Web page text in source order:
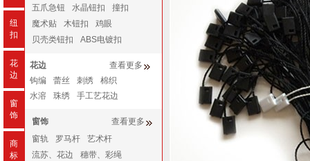
纽
扣
花
边
窗
饰
商
标
五爪急钮
水晶钮扣
撞扣
魔术贴
木钮扣
鸡眼
贝壳类钮扣
ABS电镀扣
查看更多
花边
钩编
蕾丝 刺绣
棉织
水溶
珠绣 手工艺花边
查看更多
窗饰
窗轨
罗马杆
艺术杆
流苏、花边
穗带、彩绳